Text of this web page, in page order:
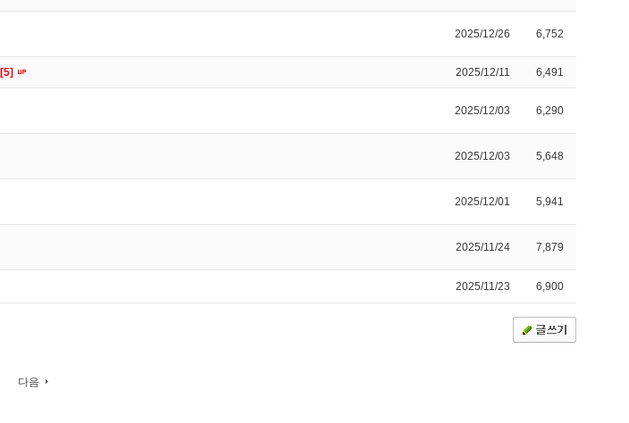
2025/12/26 6,752
[5] 2025/12/11 6,491
2025/12/03 6,290
2025/12/03 5,648
2025/12/01 5,941
2025/11/24 7,879
2025/11/23 6,900
다음